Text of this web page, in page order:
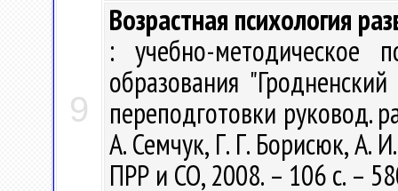
9
Возрастная психология
: учебно-
образования
переподготовки руковод.
А. Семчук, Г. Г. Борисюк, А.
ПРР и СО, 2008. – 106 с. –